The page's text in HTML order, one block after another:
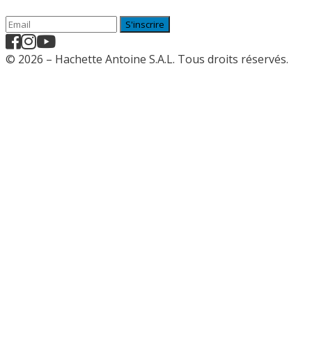
S'inscrire
© 2026 – Hachette Antoine S.A.L. Tous droits réservés.